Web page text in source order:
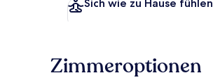
Sich wie zu Hause fühlen
Zimmeroptionen